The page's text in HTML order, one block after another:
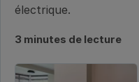
électrique.
3 minutes de lecture